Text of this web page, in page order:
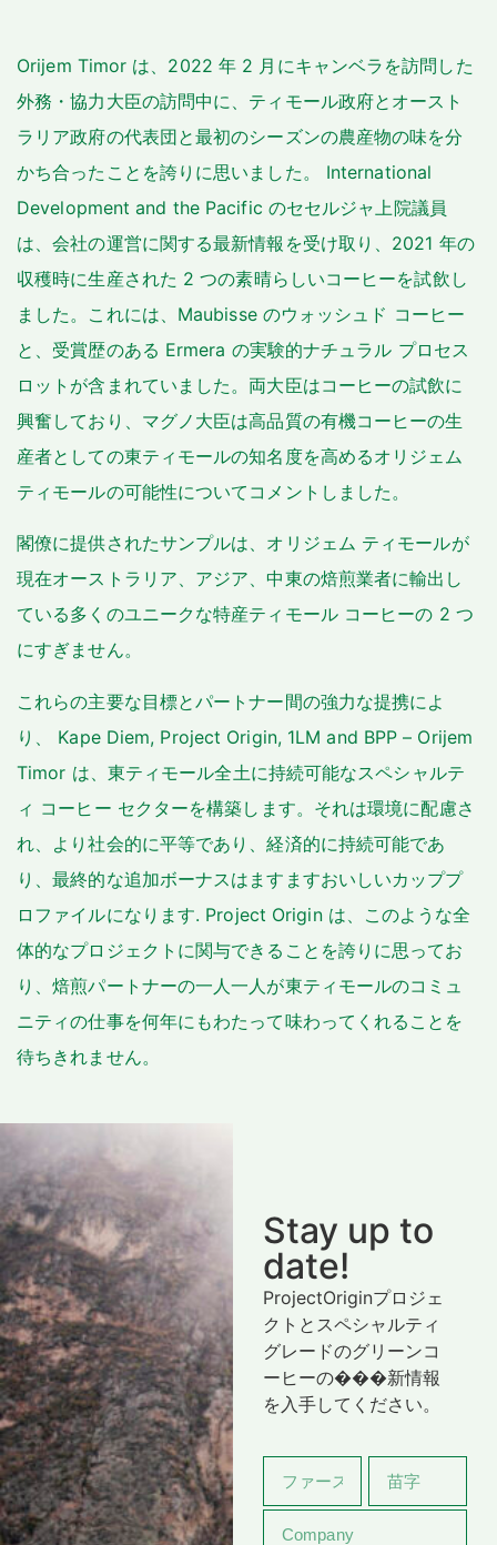
Orijem Timor は、2022 年 2 月にキャンベラを訪問した
外務・協力大臣の訪問中に、ティモール政府とオースト
ラリア政府の代表団と最初のシーズンの農産物の味を分
かち合ったことを誇りに思いました。 International
Development and the Pacific のセセルジャ上院議員
は、会社の運営に関する最新情報を受け取り、2021 年の
収穫時に生産された 2 つの素晴らしいコーヒーを試飲し
ました。これには、Maubisse のウォッシュド コーヒー
と、受賞歴のある Ermera の実験的ナチュラル プロセス
ロットが含まれていました。両大臣はコーヒーの試飲に
興奮しており、マグノ大臣は高品質の有機コーヒーの生
産者としての東ティモールの知名度を高めるオリジェム
ティモールの可能性についてコメントしました。
閣僚に提供されたサンプルは、オリジェム ティモールが
現在オーストラリア、アジア、中東の焙煎業者に輸出し
ている多くのユニークな特産ティモール コーヒーの 2 つ
にすぎません。
これらの主要な目標とパートナー間の強力な提携によ
り、 Kape Diem, Project Origin, 1LM and BPP – Orijem
Timor は、東ティモール全土に持続可能なスペシャルテ
ィ コーヒー セクターを構築します。それは環境に配慮さ
れ、より社会的に平等であり、経済的に持続可能であ
り、最終的な追加ボーナスはますますおいしいカッププ
ロファイルになります. Project Origin は、このような全
体的なプロジェクトに関与できることを誇りに思ってお
り、焙煎パートナーの一人一人が東ティモールのコミュ
ニティの仕事を何年にもわたって味わってくれることを
待ちきれません。
Stay up to
date!
ProjectOriginプロジェ
クトとスペシャルティ
グレードのグリーンコ
ーヒーの���新情報
を入手してください。